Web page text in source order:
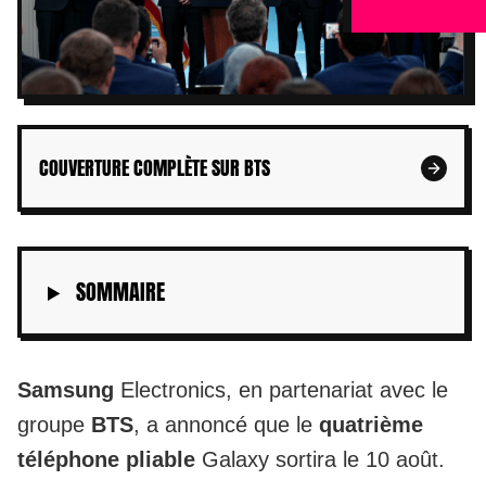
COUVERTURE COMPLÈTE SUR BTS
SOMMAIRE
Samsung Electronics, en partenariat avec le
groupe BTS, a annoncé que le quatrième
téléphone pliable Galaxy sortira le 10 août.